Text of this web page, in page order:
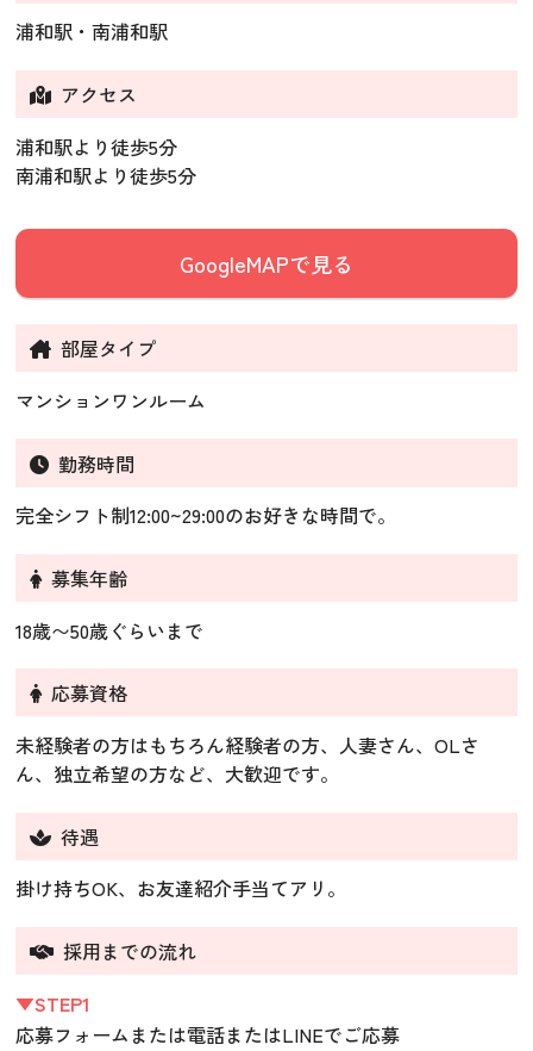
浦和駅・南浦和駅
アクセス
浦和駅より徒歩5分
南浦和駅より徒歩5分
GoogleMAPで見る
部屋タイプ
マンションワンルーム
勤務時間
完全シフト制12:00~29:00のお好きな時間で。
募集年齢
18歳〜50歳ぐらいまで
応募資格
未経験者の方はもちろん経験者の方、人妻さん、OLさ
ん、独立希望の方など、大歓迎です。
待遇
掛け持ちOK、お友達紹介手当てアリ。
採用までの流れ
▼STEP1
応募フォームまたは電話またはLINEでご応募